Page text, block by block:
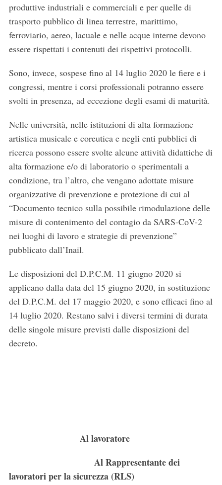
produttive industriali e commerciali e per quelle di
trasporto pubblico di linea terrestre, marittimo,
ferroviario, aereo, lacuale e nelle acque interne devono
essere rispettati i contenuti dei rispettivi protocolli.
Sono, invece, sospese fino al 14 luglio 2020 le fiere e i
congressi, mentre i corsi professionali potranno essere
svolti in presenza, ad eccezione degli esami di maturità.
Nelle università, nelle istituzioni di alta formazione
artistica musicale e coreutica e negli enti pubblici di
ricerca possono essere svolte alcune attività didattiche di
alta formazione e/o di laboratorio o sperimentali a
condizione, tra l’altro, che vengano adottate misure
organizzative di prevenzione e protezione di cui al
“Documento tecnico sulla possibile rimodulazione delle
misure di contenimento del contagio da SARS-CoV-2
nei luoghi di lavoro e strategie di prevenzione”
pubblicato dall’Inail.
Le disposizioni del D.P.C.M. 11 giugno 2020 si
applicano dalla data del 15 giugno 2020, in sostituzione
del D.P.C.M. del 17 maggio 2020, e sono efficaci fino al
14 luglio 2020. Restano salvi i diversi termini di durata
delle singole misure previsti dalle disposizioni del
decreto.
Al lavoratore
Al Rappresentante dei
lavoratori per la sicurezza (RLS)